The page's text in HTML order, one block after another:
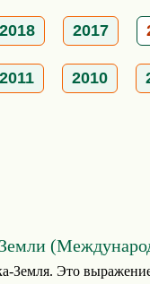
2018 2017
2011 2010
Земля. Это